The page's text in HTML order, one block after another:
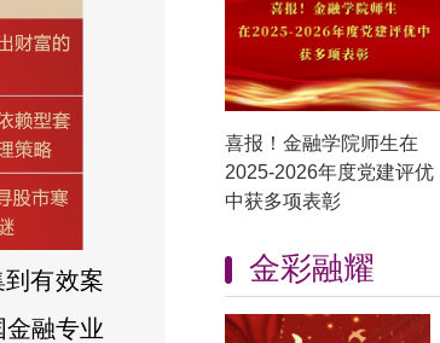
喜报！金融学院师生在
2025-2026年度党建评优
中获多项表彰
金彩融耀
有效案
金融专业